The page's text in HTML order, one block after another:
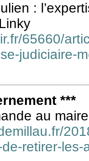
:
65660/
judiciaire-
***
au
retirer-les-